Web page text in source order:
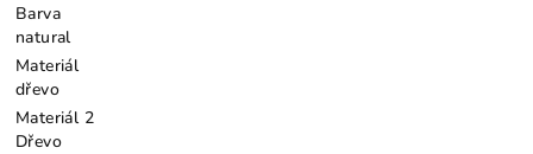
Barva
natural
Materiál
dřevo
Materiál 2
Dřevo